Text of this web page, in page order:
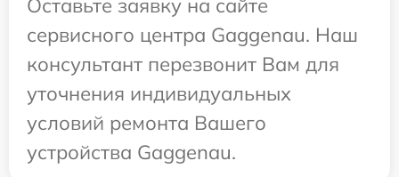
Оставьте заявку на сайте
сервисного центра Gaggenau. Наш
консультант перезвонит Вам для
уточнения индивидуальных
условий ремонта Вашего
устройства Gaggenau.